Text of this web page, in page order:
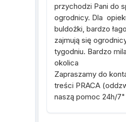
przychodzi Pani do
ogrodnicy. Dla
buldożki, bardzo
zajmują się
tygodniu. Bardzo
Zapraszamy do
treści PRACA
naszą pomoc 24h/7"